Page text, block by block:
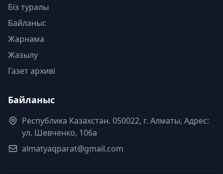
Біз туралы
Байланыс
Жарнама
Жазылу
Газет архиві
Байланыс
Республика Казахстан. 050022, г. Алматы, Адрес:
ул. Шевченко, 106а
almatyaqparat@gmail.com